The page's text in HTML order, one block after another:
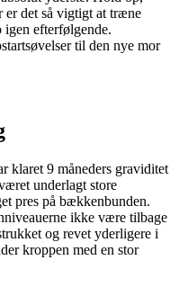
det så vigtigt at træne
igen efterfølgende.
til den nye mor
klaret 9 måneders graviditet
underlagt store
pres på bækkenbunden.
ikke være tilbage
og revet yderligere i
kroppen med en stor